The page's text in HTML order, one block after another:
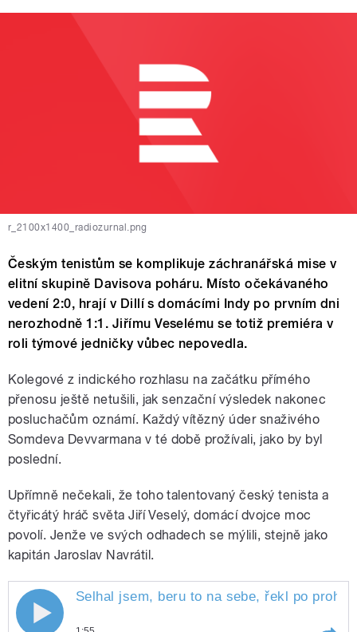
r_2100x1400_radiozurnal.png
Českým tenistům se komplikuje záchranářská mise v
elitní skupině Davisova poháru. Místo očekávaného
vedení 2:0, hrají v Dillí s domácími Indy po prvním dni
nerozhodně 1:1. Jiřímu Veselému se totiž premiéra v
roli týmové jedničky vůbec nepovedla.
Kolegové z indického rozhlasu na začátku přímého
přenosu ještě netušili, jak senzační výsledek nakonec
posluchačům oznámí. Každý vítězný úder snaživého
Somdeva Devvarmana v té době prožívali, jako by byl
poslední.
Upřímně nečekali, že toho talentovaný český tenista a
čtyřicátý hráč světa Jiří Veselý, domácí dvojce moc
povolí. Jenže ve svých odhadech se mýlili, stejně jako
kapitán Jaroslav Navrátil.
Selhal jsem, beru to na sebe, řekl po